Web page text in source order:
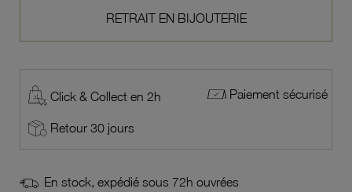
RETRAIT EN BIJOUTERIE
Click & Collect en 2h Paiement sécurisé
Retour 30 jours
En stock, expédié sous 72h ouvrées